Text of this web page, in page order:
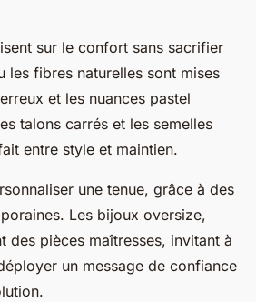
sur le confort sans sacrifier
les fibres naturelles sont mises
et les nuances pastel
talons carrés et les semelles
entre style et maintien.
une tenue, grâce à des
Les bijoux oversize,
des pièces maîtresses, invitant à
un message de confiance